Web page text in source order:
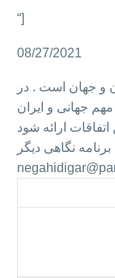
“]
08/27/2021
و جهان است . در
مهم جهانی و ایران
نگاهی دیگر :